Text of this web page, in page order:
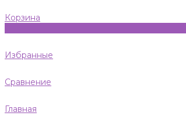
Корзина
Избранные
Сравнение
Главная